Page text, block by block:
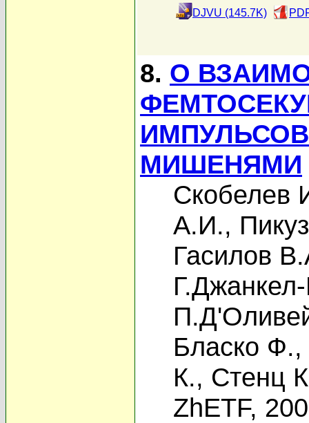
DJVU (145.7K)
8. О
МИШЕНЯМИ
Скобелев
А.И.,
Гасилов
Бласко Ф.,
К., Стенц
ZhETF,